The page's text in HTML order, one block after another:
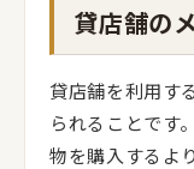
貸店舗の
貸店舗を利用す
られることです
物を購入するよ